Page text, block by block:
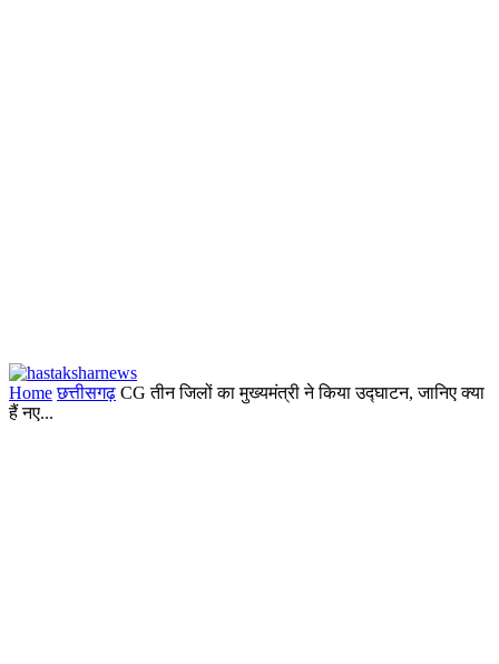
Home छत्तीसगढ़ CG तीन जिलों का मुख्यमंत्री ने किया उद्घाटन, जानिए क्या
हैं नए...